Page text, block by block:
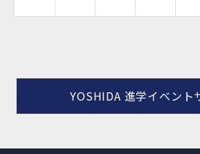
YOSHIDA 進学イベント